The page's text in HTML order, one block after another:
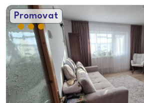
Promovat